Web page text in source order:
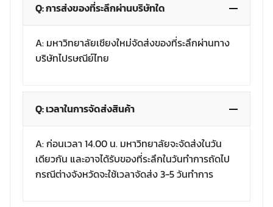
Q: การส่งของที่ระลึกผ่านบริษัทใด
A: มหาวิทยาลัยเชียงใหม่จัดส่งของที่ระลึกผ่านทาง
บริษัทไปรษณีย์ไทย
Q: เวลาในการจัดส่งสินค้า
A: ก่อนเวลา 14.00 น. มหาวิทยาลัยจะจัดส่งในวัน
เดียวกัน และอาจได้รับของที่ระลึกในวันทำการถัดไป
กรณีต่างจังหวัดจะใช้เวลาจัดส่ง 3-5 วันทำการ